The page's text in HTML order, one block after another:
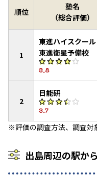
順位
塾名
（総合評価）
1
東進ハイスクール
東進衛星予備校
3.8
2
日能研
3.7
※評価の調査方法、調査対
出島周辺の駅か